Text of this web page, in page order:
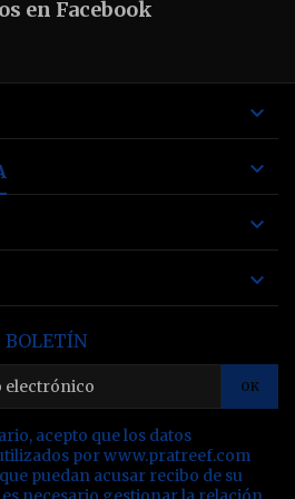
en Facebook




BOLETÍN
acepto que los datos
por www.pratreef.com
puedan acusar recibo de su